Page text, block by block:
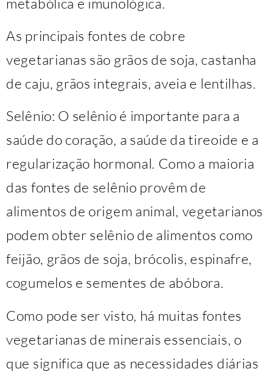
As principais fontes de cobre
vegetarianas são grãos de soja, castanha
de caju, grãos integrais, aveia e lentilhas.
Selênio: O selênio é importante para a
saúde do coração, a saúde da tireoide e a
regularização hormonal. Como a maioria
das fontes de selênio provêm de
alimentos de origem animal, vegetarianos
podem obter selênio de alimentos como
feijão, grãos de soja, brócolis, espinafre,
cogumelos e sementes de abóbora.
Como pode ser visto, há muitas fontes
vegetarianas de minerais essenciais, o
que significa que as necessidades diárias